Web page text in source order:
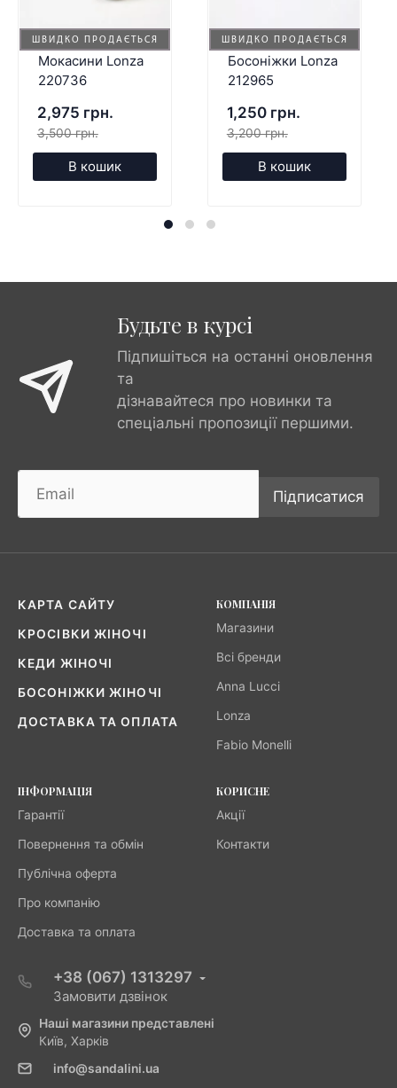
ШВИДКО ПРОДАЄТЬСЯ
Мокасини Lonza
220736
2,975 грн.
3,500 грн.
В кошик
ШВИДКО ПРОДАЄТЬСЯ
Босоніжки Lonza
212965
1,250 грн.
3,200 грн.
В кошик
Будьте в курсі
Підпишіться на останні оновлення
та
дізнавайтеся про новинки та
спеціальні пропозиції першими.
Підписатися
КАРТА САЙТУ
КРОСІВКИ ЖІНОЧІ
КЕДИ ЖІНОЧІ
БОСОНІЖКИ ЖІНОЧІ
ДОСТАВКА ТА ОПЛАТА
КОМПАНІЯ
Магазини
Всі бренди
Anna Lucci
Lonza
Fabio Monelli
ІНФОРМАЦІЯ
Гарантії
Повернення та обмін
Публічна оферта
Про компанію
Доставка та оплата
КОРИСНЕ
Акції
Контакти
+38 (067) 1313297
Замовити дзвінок
Наші магазини представлені
Київ, Харків
info@sandalini.ua